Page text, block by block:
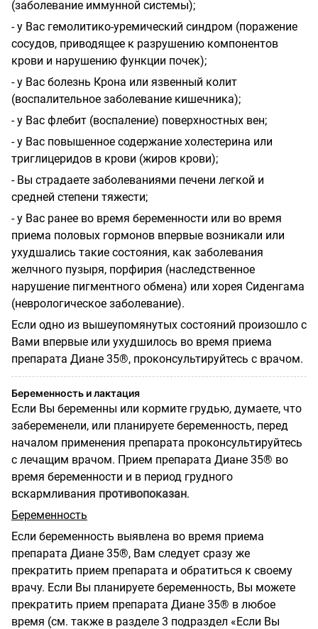
(заболевание иммунной системы);
- у Вас гемолитико-уремический синдром (поражение
сосудов, приводящее к разрушению компонентов
крови и нарушению функции почек);
- у Вас болезнь Крона или язвенный колит
(воспалительное заболевание кишечника);
- у Вас флебит (воспаление) поверхностных вен;
- у Вас повышенное содержание холестерина или
триглицеридов в крови (жиров крови);
- Вы страдаете заболеваниями печени легкой и
средней степени тяжести;
- у Вас ранее во время беременности или во время
приема половых гормонов впервые возникали или
ухудшались такие состояния, как заболевания
желчного пузыря, порфирия (наследственное
нарушение пигментного обмена) или хорея Сиденгама
(неврологическое заболевание).
Если одно из вышеупомянутых состояний произошло с
Вами впервые или ухудшилось во время приема
препарата Диане 35®, проконсультируйтесь с врачом.
Беременность и лактация
Если Вы беременны или кормите грудью, думаете, что
забеременели, или планируете беременность, перед
началом применения препарата проконсультируйтесь
с лечащим врачом. Прием препарата Диане 35® во
время беременности и в период грудного
вскармливания противопоказан.
Беременность
Если беременность выявлена во время приема
препарата Диане 35®, Вам следует сразу же
прекратить прием препарата и обратиться к своему
врачу. Если Вы планируете беременность, Вы можете
прекратить прием препарата Диане 35® в любое
время (см. также в разделе 3 подраздел «Если Вы